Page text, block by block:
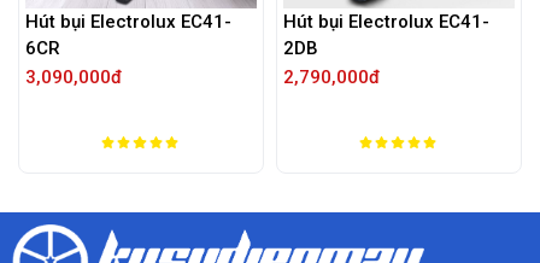
Hút bụi Electrolux EC41-
6CR
3,090,000đ
Hút bụi Electrolux EC41-
2DB
2,790,000đ